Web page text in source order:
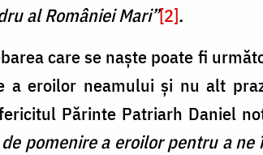
al României Mari”[2].
care se naște poate fi
a eroilor neamului și nu alt
Părinte Patriarh Daniel
pomenire a eroilor pentru a